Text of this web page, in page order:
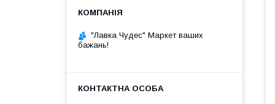
"Лавка Чудес" Маркет ваших
бажань!